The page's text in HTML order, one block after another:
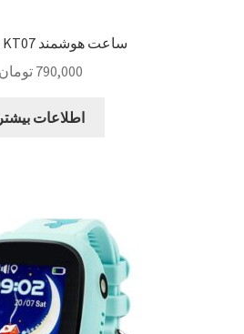
ساعت هوشمند Wonlex KT07
790,000 تومان
اطلاعات بیشتر